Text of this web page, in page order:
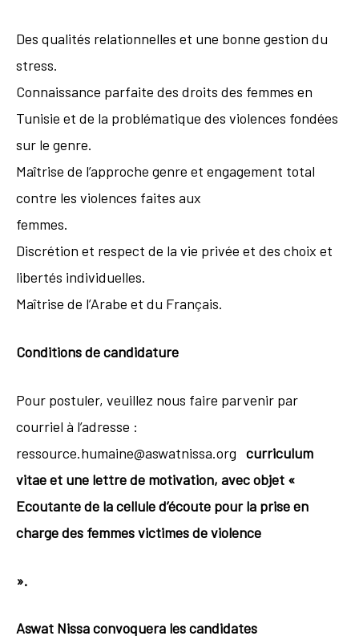
Des qualités relationnelles et une bonne gestion du
stress.
Connaissance parfaite des droits des femmes en
Tunisie et de la problématique des violences fondées
sur le genre.
Maîtrise de l’approche genre et engagement total
contre les violences faites aux
femmes.
Discrétion et respect de la vie privée et des choix et
libertés individuelles.
Maîtrise de l’Arabe et du Français.
Conditions de candidature
Pour postuler, veuillez nous faire parvenir par
courriel à l’adresse :
ressource.humaine@aswatnissa.org curriculum
vitae et une lettre de motivation, avec objet «
Ecoutante de la cellule d’écoute pour la prise en
charge des femmes victimes de violence
».
Aswat Nissa convoquera les candidates